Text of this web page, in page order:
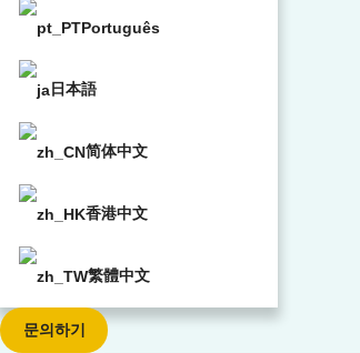
Português
日本語
简体中文
香港中文
繁體中文
문의하기